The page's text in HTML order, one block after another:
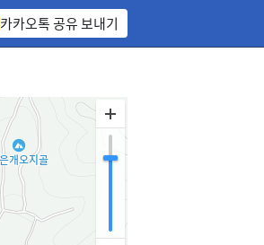
카카오톡 공유 보내기